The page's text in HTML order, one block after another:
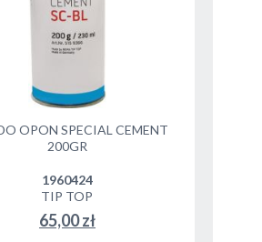
OPON SPECIAL CEMENT
200GR
1960424
TIP TOP
65,00 zł